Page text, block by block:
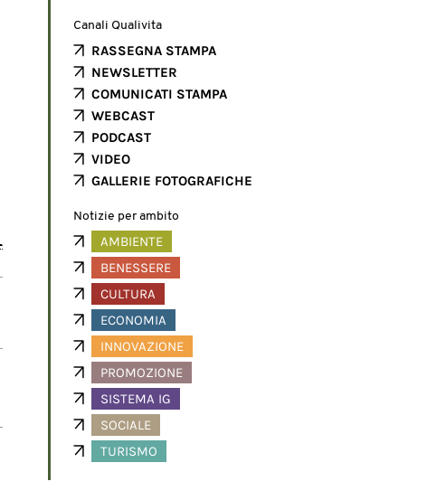
Canali Qualivita
RASSEGNA STAMPA
NEWSLETTER
COMUNICATI STAMPA
WEBCAST
PODCAST
VIDEO
GALLERIE FOTOGRAFICHE
Notizie per ambito
AMBIENTE
BENESSERE
CULTURA
ECONOMIA
INNOVAZIONE
PROMOZIONE
SISTEMA IG
SOCIALE
TURISMO